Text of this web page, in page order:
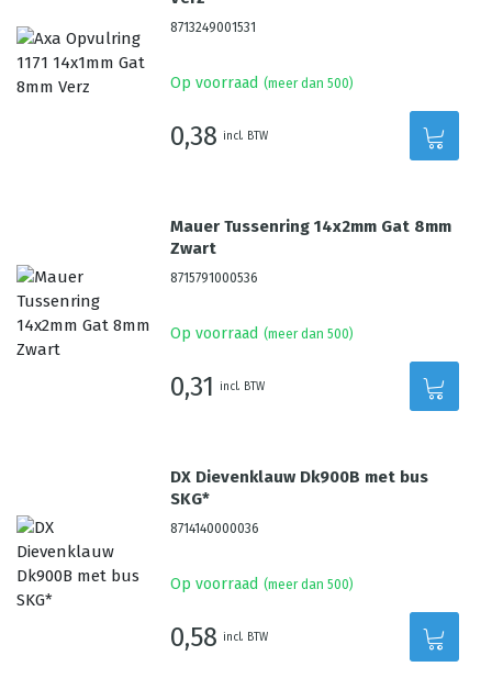
8713249001531
Op voorraad (meer dan 500)
0,38 incl. BTW
Mauer Tussenring 14x2mm Gat 8mm
Zwart
8715791000536
Op voorraad (meer dan 500)
0,31 incl. BTW
DX Dievenklauw Dk900B met bus
SKG*
8714140000036
Op voorraad (meer dan 500)
0,58 incl. BTW